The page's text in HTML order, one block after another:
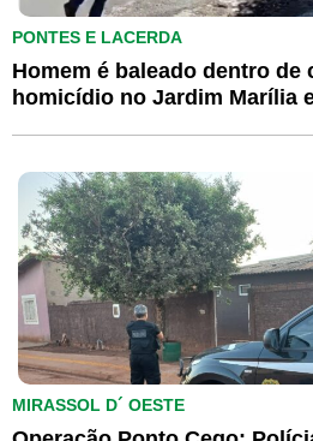
PONTES E LACERDA
Homem é baleado dentro de
homicídio no Jardim Marília
MIRASSOL D´ OESTE